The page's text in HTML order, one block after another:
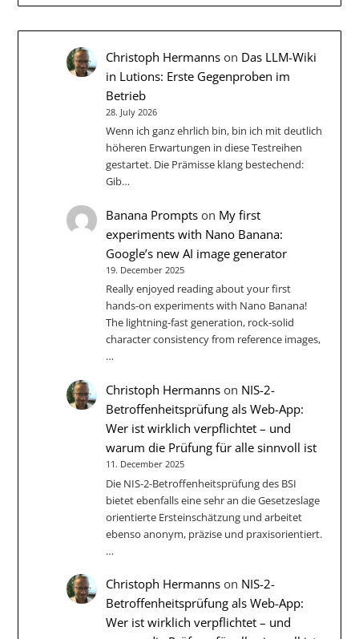
Christoph Hermanns on Das LLM-Wiki
in Lutions: Erste Gegenproben im
Betrieb
28. July 2026
Wenn ich ganz ehrlich bin, bin ich mit deutlich
höheren Erwartungen in diese Testreihen
gestartet. Die Prämisse klang bestechend:
Gib…
Banana Prompts on My first
experiments with Nano Banana:
Google’s new AI image generator
19. December 2025
Really enjoyed reading about your first
hands-on experiments with Nano Banana!
The lightning-fast generation, rock-solid
character consistency from reference images,
…
Christoph Hermanns on NIS-2-
Betroffenheitsprüfung als Web-App:
Wer ist wirklich verpflichtet – und
warum die Prüfung für alle sinnvoll ist
11. December 2025
Die NIS‑2-Betroffenheitsprüfung des BSI
bietet ebenfalls eine sehr an die Gesetzeslage
orientierte Ersteinschätzung und arbeitet
ebenso anonym, präzise und praxisorientiert.
…
Christoph Hermanns on NIS-2-
Betroffenheitsprüfung als Web-App:
Wer ist wirklich verpflichtet – und